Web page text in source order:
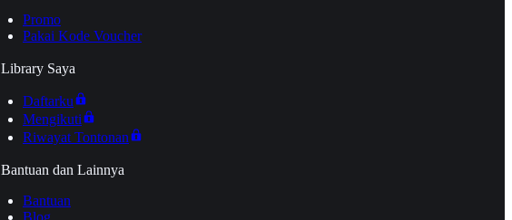
Promo
Pakai Kode Voucher
Library Saya
Daftarku
Mengikuti
Riwayat Tontonan
Bantuan dan Lainnya
Bantuan
Blog